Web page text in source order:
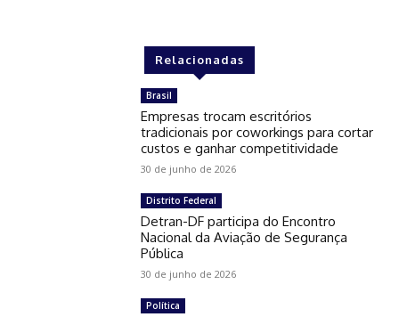
Relacionadas
Brasil
Empresas trocam escritórios
tradicionais por coworkings para cortar
custos e ganhar competitividade
30 de junho de 2026
Distrito Federal
Detran-DF participa do Encontro
Nacional da Aviação de Segurança
Pública
30 de junho de 2026
Política